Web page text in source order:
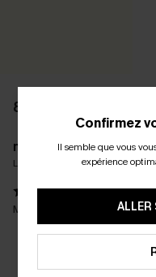
8 AVIS
m****
La taille achetée:L
Magnifique maillot et
Confirmez
Il semble que vous
expérience
ALLER